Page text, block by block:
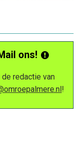
ons!
redactie van
!